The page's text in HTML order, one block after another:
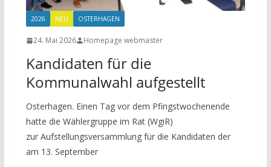
2026 NEU OSTERHAGEN
24. Mai 2026 Homepage webmaster
Kandidaten für die
Kommunalwahl aufgestellt
Osterhagen. Einen Tag vor dem Pfingstwochenende
hatte die Wählergruppe im Rat (WgiR)
zur Aufstellungsversammlung für die Kandidaten der
am 13. September